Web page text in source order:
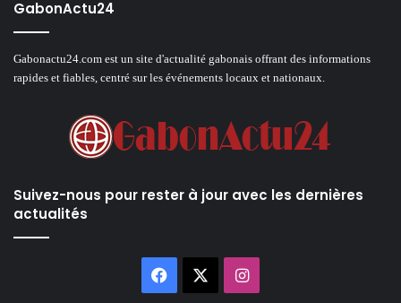
GabonActu24
Gabonactu24.com est un site d'actualité gabonais offrant des informations
rapides et fiables, centré sur les événements locaux et nationaux.
Suivez-nous pour rester à jour avec les dernières
actualités
Facebook Instagram